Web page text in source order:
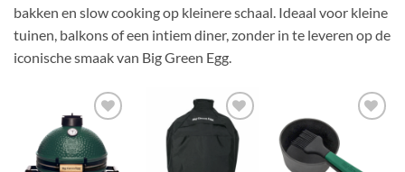
bakken en slow cooking op kleinere schaal. Ideaal voor kleine
tuinen, balkons of een intiem diner, zonder in te leveren op de
iconische smaak van Big Green Egg.
Toevoegen
aan
verlanglijst
Toevoegen
verlanglijst
Toevoegen
verlanglijst